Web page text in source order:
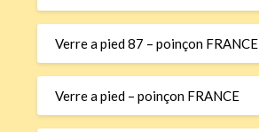
Verre a pied 87 – poinçon FRANCE
Verre a pied – poinçon FRANCE